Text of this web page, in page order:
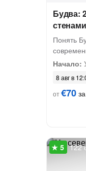
Будва:
Понять
Начало:
8 авг в
от€70
122